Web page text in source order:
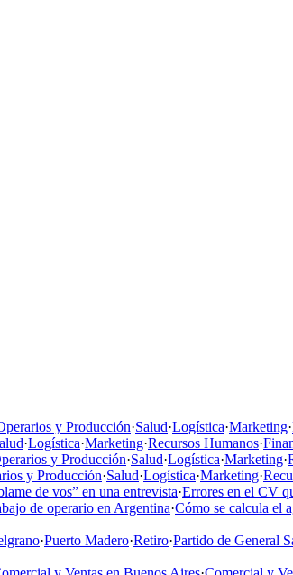
y Producción·Salud·Logística·Marketing·
·Logística·Marketing·Recursos Humanos·
y Producción·Salud·Logística·Marketing·
y Producción·Salud·Logística·Marketing·
de vos” en una entrevista·Errores en el CV
de operario en Argentina·Cómo se calcula el
·Puerto Madero·Retiro·Partido de General